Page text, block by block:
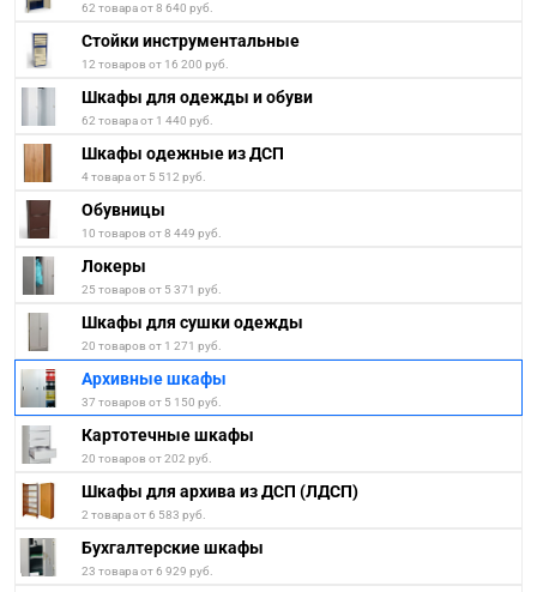
62 товара от 8 640 руб.
Стойки инструментальные
12 товаров от 16 200 руб.
Шкафы для одежды и обуви
62 товара от 1 440 руб.
Шкафы одежные из ДСП
4 товара от 5 512 руб.
Обувницы
10 товаров от 8 449 руб.
Локеры
25 товаров от 5 371 руб.
Шкафы для сушки одежды
20 товаров от 1 271 руб.
Архивные шкафы
37 товаров от 5 150 руб.
Картотечные шкафы
20 товаров от 202 руб.
Шкафы для архива из ДСП (ЛДСП)
2 товара от 6 583 руб.
Бухгалтерские шкафы
23 товара от 6 929 руб.